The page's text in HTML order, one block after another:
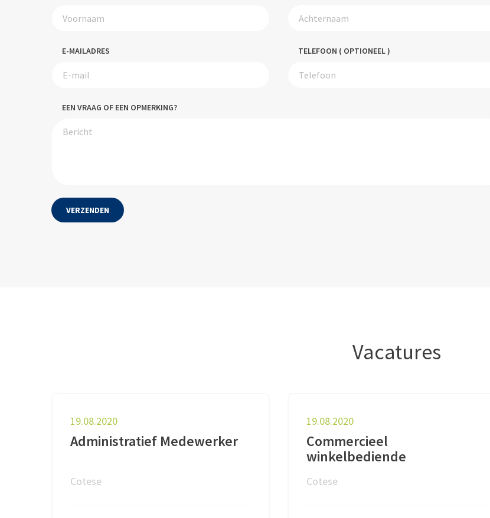
E-MAILADRES TELEFOON ( OPTIONEEL )
EEN VRAAG OF EEN OPMERKING?
Vacatures
19.08.2020
Administratief Medewerker
Cotese
19.08.2020
Commercieel
winkelbediende
Cotese